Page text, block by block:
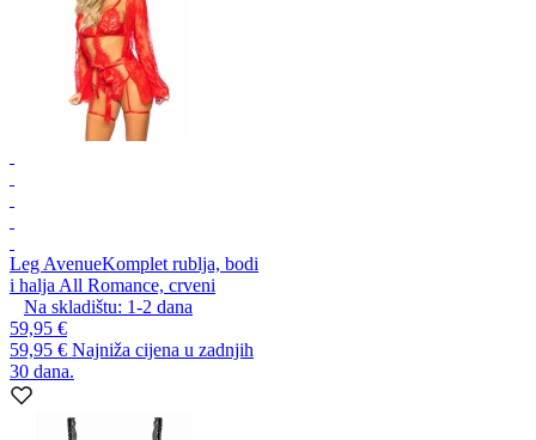
Leg AvenueKomplet rublja, bodi
i halja All Romance, crveni
Na skladištu: 1-2 dana
59,95 €
59,95 € Najniža cijena u zadnjih
30 dana.